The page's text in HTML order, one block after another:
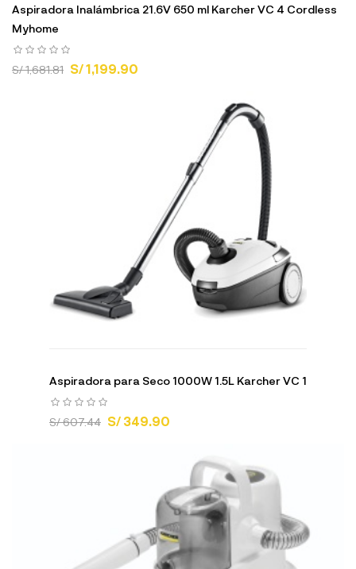
Aspiradora Inalámbrica 21.6V 650 ml Karcher VC 4 Cordless
Myhome
S/ 1,681.81 S/ 1,199.90
Aspiradora para Seco 1000W 1.5L Karcher VC 1
S/ 607.44 S/ 349.90